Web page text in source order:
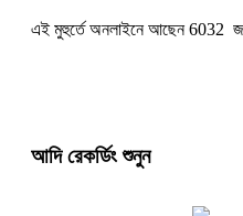
এই মুহুর্তে অনলাইনে আছেন 6032
আদি রেকর্ডিং শুনুন